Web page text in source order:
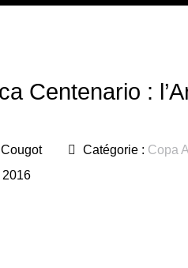
Centenario :
Catégorie : Copa
2016